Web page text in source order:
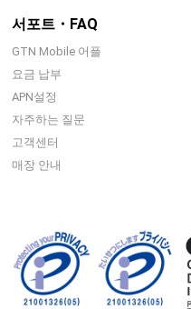
서포트・FAQ
GTN Mobile 어플
요금 납부
APN설정
자주하는 질문
고객센터
매장 안내